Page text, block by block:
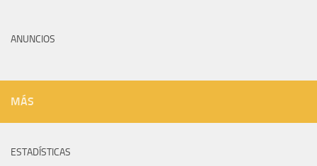
ANUNCIOS
MÁS
ESTADÍSTICAS